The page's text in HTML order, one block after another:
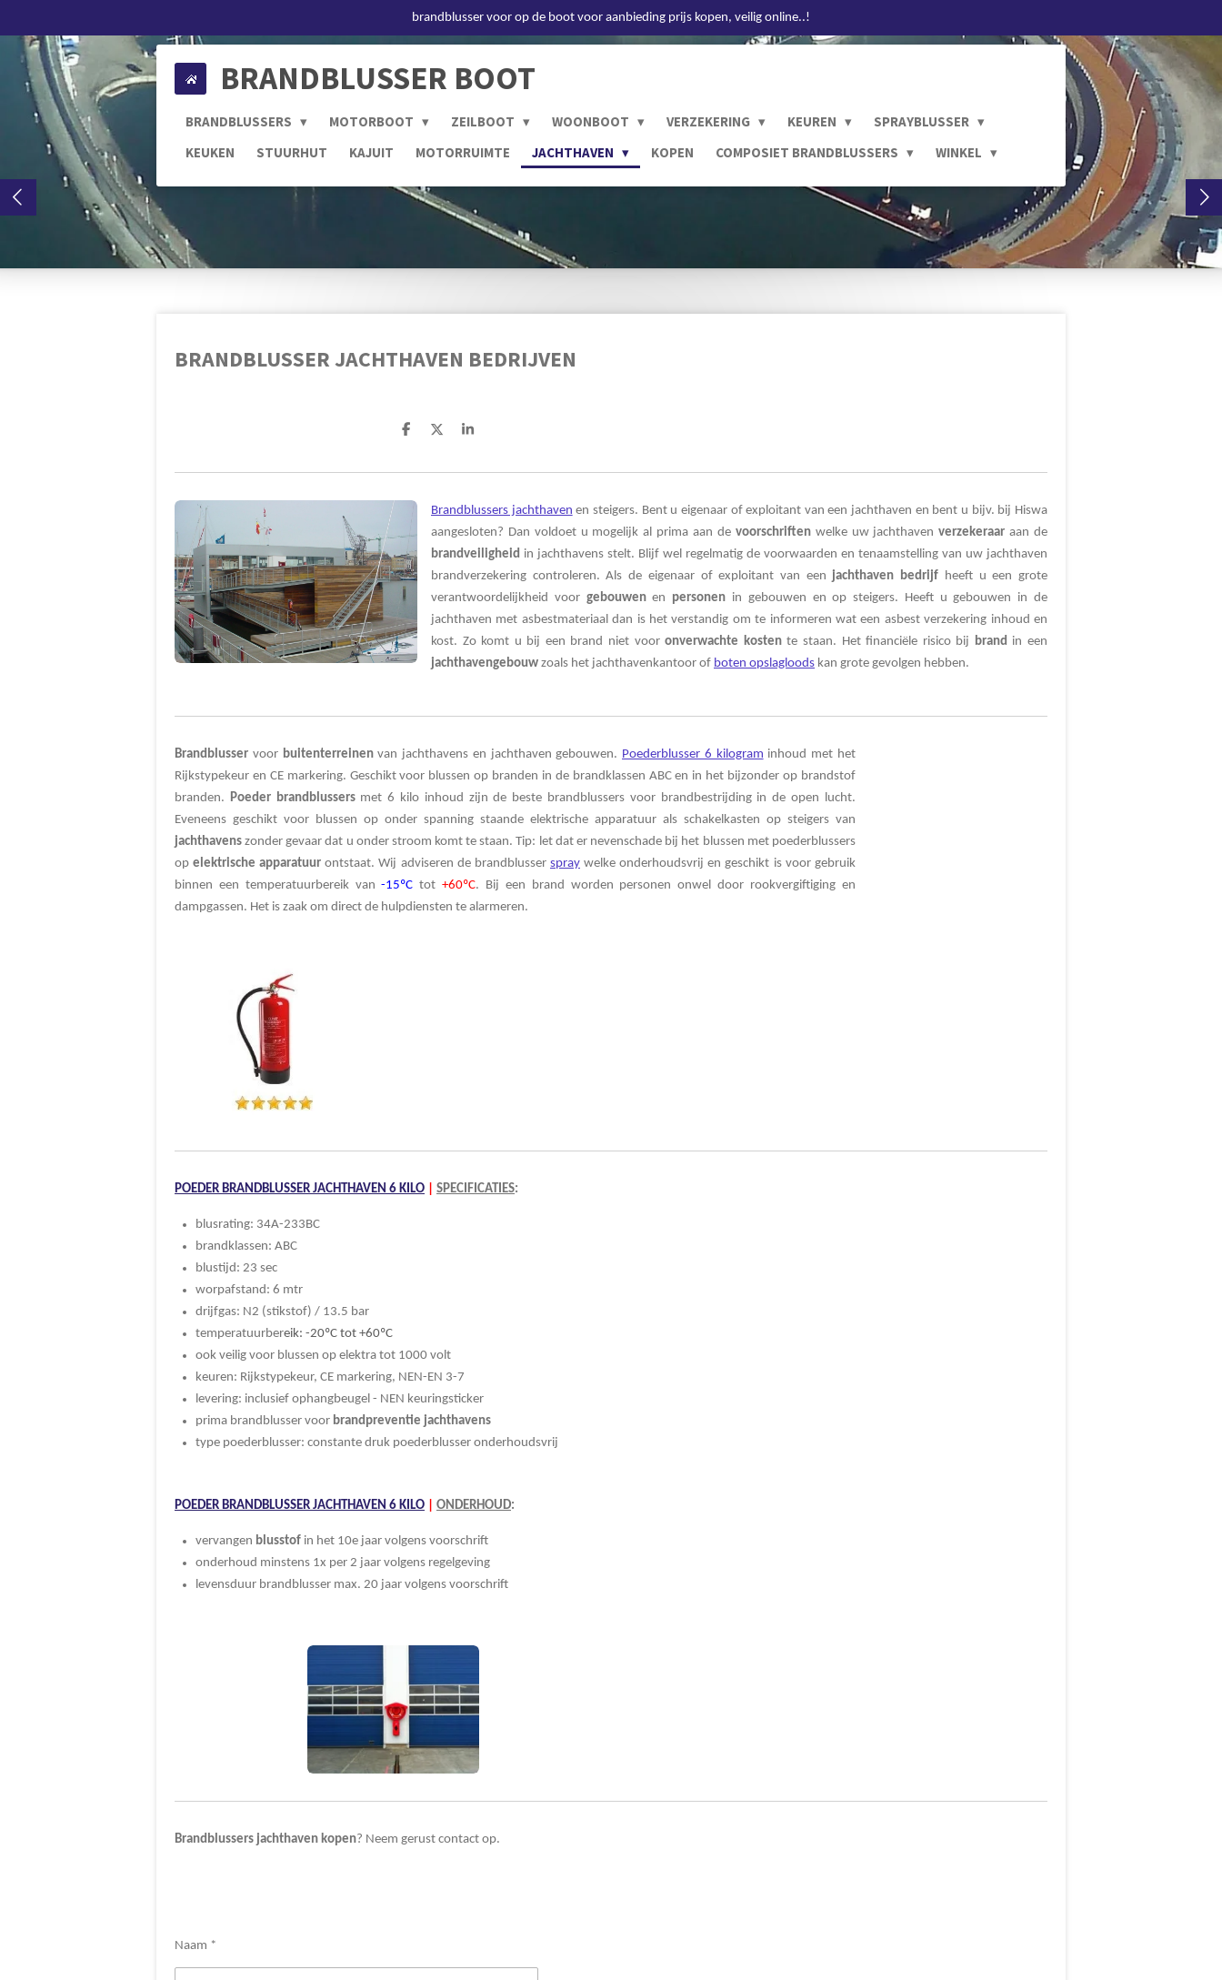
direct
naar
hoofdinhoud
brandblusser voor op de boot voor aanbieding prijs kopen, veilig online..!
BRANDBLUSSER BOOT
BRANDBLUSSERS MOTORBOOT ZEILBOOT WOONBOOT VERZEKERING KEUREN
SPRAYBLUSSER
KEUKEN
STUURHUT KAJUIT MOTORRUIMTE JACHTHAVEN KOPEN COMPOSIET BRANDBLUSSERS WINKEL
BRANDBLUSSER JACHTHAVEN BEDRIJVEN
D
e
D
l
S
r
Brandblussers jachthaven en steigers. Bent u eigenaar of exploitant van een jachthaven en bent u bijv. bij Hiswa
aangesloten? Dan voldoet u mogelijk al prima aan de voorschriftenwelke uw jachthavenverzekeraar aan de
brandveiligheid in jachthavens stelt. Blijf wel regelmatig de voorwaarden en tenaamstelling van uw jachthaven
brandverzekering controleren. Als de eigenaar of exploitant van een jachthaven bedrijf heeft u een grote
verantwoordelijkheid voor gebouwenen personen in gebouwen en op steigers. Heeft u gebouwen in de
jachthaven met asbestmateriaal dan is het verstandig om te informeren wat een asbest verzekering inhoud en
kost. Zo komt u bij een brand niet vooronverwachte kostente staan. Het financiële risico bij brand in een
jachthavengebouw zoals het jachthavenkantoor of boten opslagloods kan grote gevolgen hebben.
Brandblusser voor buitenterreinenvan jachthavens en jachthaven gebouwen. Poederblusser 6 kilogram inhoud met het
Rijkstypekeur en CE markering. Geschikt voor blussen op branden in de brandklassen ABC en in het bijzonder op brandstof
branden. Poeder brandblussersmet 6 kilo inhoud zijn de beste brandblussers voor brandbestrijding in de open lucht.
Eveneens geschikt voor blussen op onder spanning staande elektrische apparatuur als schakelkasten op steigers van
jachthavens zonder gevaar dat u onder stroom komt te staan. Tip: let dat er nevenschade bij het blussen met poederblussers
opelektrische apparatuur ontstaat. Wij adviseren de brandblusser spraywelke onderhoudsvrij en geschikt is voor gebruik
binnen een temperatuurbereik van-15ºC tot+60ºC. Bij een brand worden personen onwel door rookvergiftiging en
dampgassen. Het is zaak om direct de hulpdiensten te alarmeren.
POEDER BRANDBLUSSER JACHTHAVEN 6 KILO SPECIFICATIES:
blusrating: 34A-233BC
brandklassen: ABC
blustijd: 23 sec
worpafstand: 6 mtr
drijfgas: N2 (stikstof) / 13.5 bar
temperatuurbereik: -20ºC tot +60ºC
ook veilig voor blussen op elektra tot 1000 volt
keuren: Rijkstypekeur, CE markering, NEN-EN 3-7
levering: inclusief ophangbeugel - NEN keuringsticker
prima brandblusser voor brandpreventie jachthavens
type poederblusser: constante druk poederblusser onderhoudsvrij
POEDER BRANDBLUSSER JACHTHAVEN 6 KILO ONDERHOUD:
vervangen blusstofin het 10e jaar volgens voorschrift
onderhoud minstens 1x per 2 jaar volgens regelgeving
levensduur brandblusser max. 20 jaar volgens voorschrift
Brandblussers jachthaven kopen? Neem gerust contact op.
Naam *